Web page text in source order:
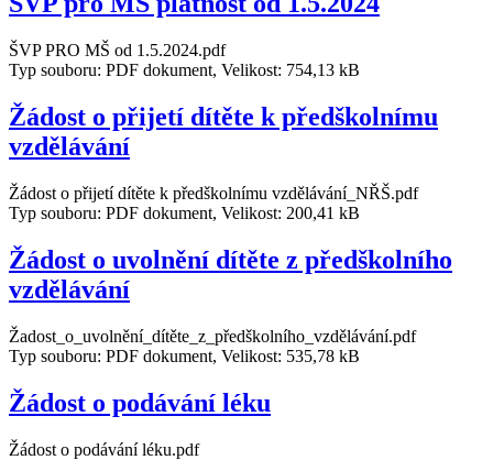
ŠVP PRO MŠ od 1.5.2024.pdf
Typ souboru: PDF dokument, Velikost: 754,13 kB
Žádost o přijetí dítěte k předškolnímu
vzdělávání
Žádost o přijetí dítěte k předškolnímu vzdělávání_NŘŠ.pdf
Typ souboru: PDF dokument, Velikost: 200,41 kB
Žádost o uvolnění dítěte z předškolního
vzdělávání
Žadost_o_uvolnění_dítěte_z_předškolního_vzdělávání.pdf
Typ souboru: PDF dokument, Velikost: 535,78 kB
Žádost o podávání léku
Žádost o podávání léku.pdf